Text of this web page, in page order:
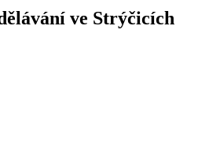
ve Strýčicích